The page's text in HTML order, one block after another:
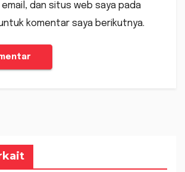
email, dan situs web saya pada
komentar saya berikutnya.